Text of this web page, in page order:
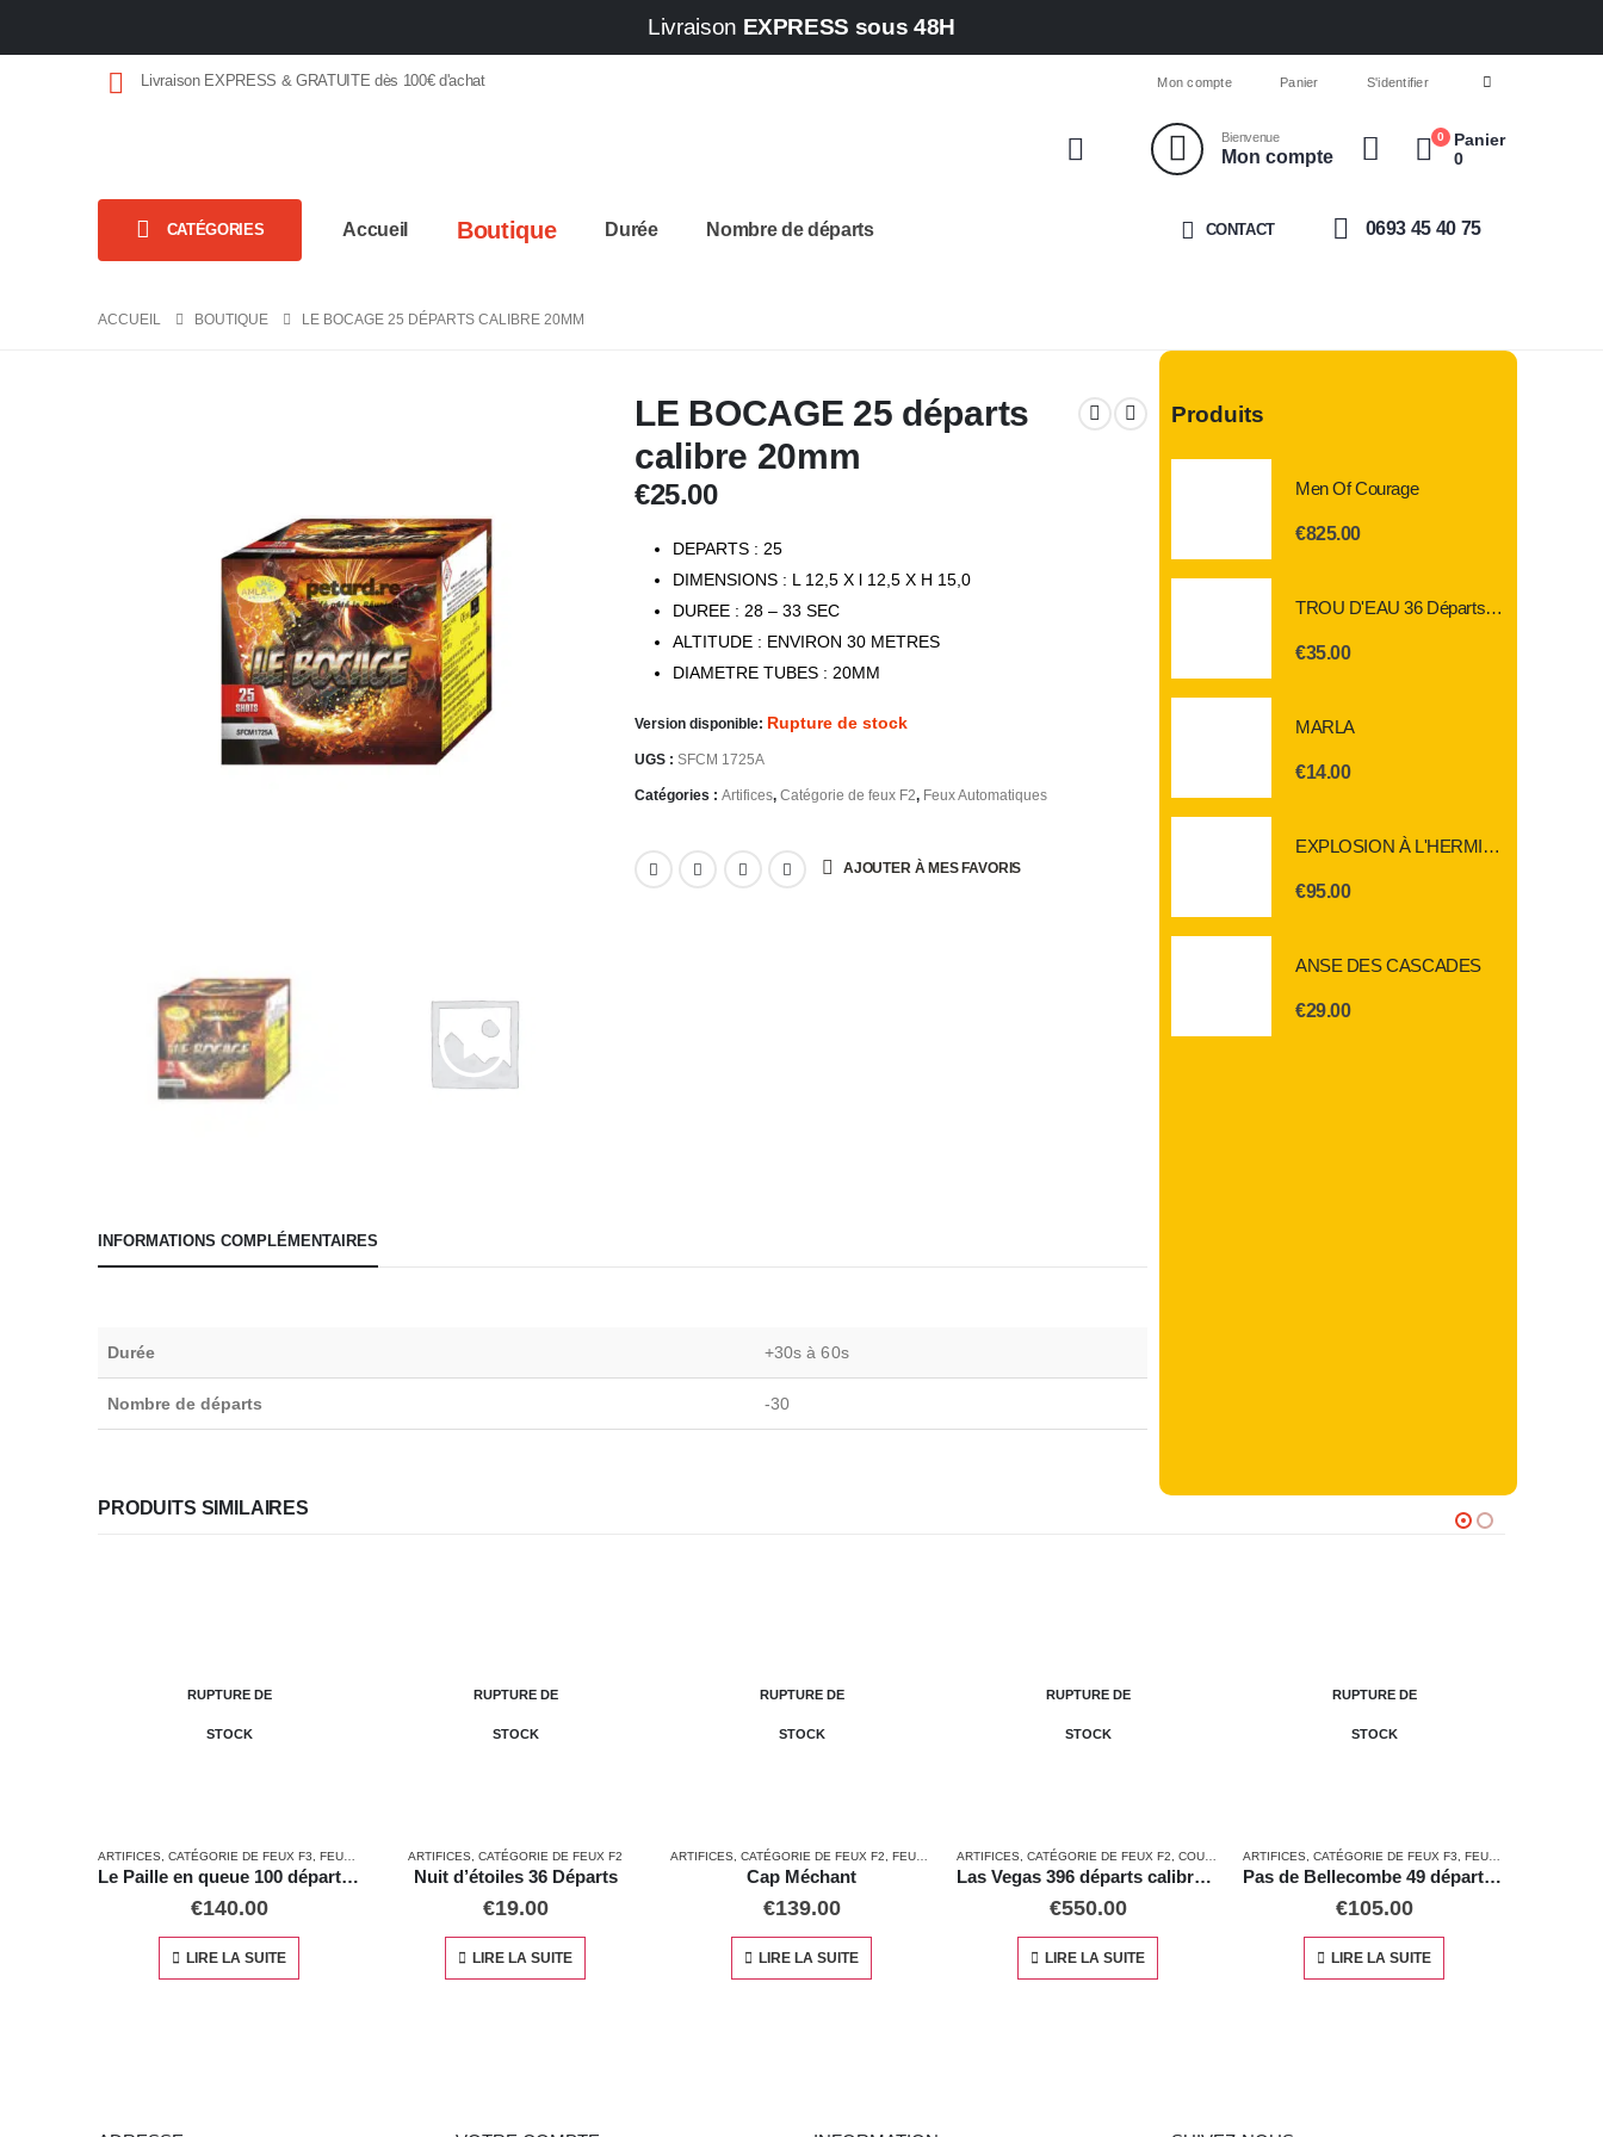
Livraison EXPRESS sous 48H
Livraison EXPRESS & GRATUITE dès 100€ d'achat Mon compte Panier S'identifier
Bienvenue
Mon compte
0
Panier
0
CATÉGORIES Accueil Boutique Durée Nombre de départs CONTACT 0693 45 40 75
ACCUEIL BOUTIQUE LE BOCAGE 25 DÉPARTS CALIBRE 20MM
LE BOCAGE 25 départs
calibre 20mm
€25.00
DEPARTS : 25
DIMENSIONS : L 12,5 X l 12,5 X H 15,0
DUREE : 28 – 33 SEC
ALTITUDE : ENVIRON 30 METRES
DIAMETRE TUBES : 20MM
Version disponible: Rupture de stock
UGS : SFCM 1725A
Catégories : Artifices, Catégorie de feux F2, Feux Automatiques
AJOUTER À MES FAVORIS
INFORMATIONS COMPLÉMENTAIRES
Durée +30s à 60s
Nombre de départs -30
Produits
Men Of Courage
€825.00
TROU D'EAU 36 Départs 20mm
€35.00
MARLA
€14.00
EXPLOSION À L'HERMITAGE 100 départs 20mm
€95.00
ANSE DES CASCADES
€29.00
PRODUITS SIMILAIRES
CATÉGORIE DE FEUX F3,FEUX AUTOMATIQUES
Le Paille en queue 100 départs calibre 25mm
ARTIFICES, CATÉGORIE DE FEUX F2
Nuit d’étoiles 36 Départs
ARTIFICES ,CATÉGORIE DE FEUX F2,FEUX AUTOMATIQUES
Cap Méchant
ARTIFICES ,CATÉGORIE DE FEUX F2,COUPS DE COEUR ,FEUX AUTOMATIQUES
Las Vegas 396 départs calibre 20mm
ARTIFICES ,CATÉGORIE DE FEUX F3,FEUX AUTOMATIQUES
Pas de Bellecombe 49 départs calibre 30mm
ARTIFICES ,FEUX AUTOMATIQUES
Piton Maido